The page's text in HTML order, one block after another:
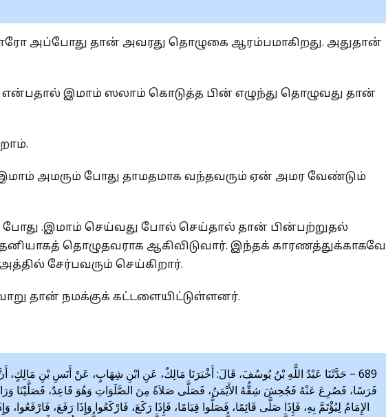
அப்போது தான் அவரது தொழுகை ஆரம்பமாகிறது. அதுதான்
என்பதால் இமாம் ஸலாம் கொடுத்த பின் எழுந்து தொழுவது தான்
அமரும் போது தாமதமாக வந்தவரும் ஏன் அமர வேண்டும்
.இமாம் செய்வது போல் செய்தால் தான் பின்பற்றுதல்
தொழுதவராக ஆகிவிடுவார். இந்தக் காரணத்துக்காகவே
சேர்பவரும் செய்கிறார்.
தான் நமக்குக் கட்டளையிட்டுள்ளனர்.
689 – حَدَّثَنَا عَبْدُ اللَّهِ بْنُ يُوسُفَ، قَالَ: أَخْبَرَنَا مَالِكٌ، عَنِ ابْنِ شِهَابٍ، عَنْ أَنَسِ بْنِ
فَرَسًا، فَصُرِعَ عَنْهُ فَجُحِشَ شِقُّهُ الأَيْمَنُ، فَصَلَّى صَلاَةً مِنَ الصَّلَوَاتِ وَهُوَ قَاعِدٌ، فَصَلَّيْنَا
الإِمَامُ لِيُؤْتَمَّ بِهِ، فَإِذَا صَلَّى قَائِمًا، فَصَلُّوا قِيَامًا، فَإِذَا رَكَعَ، فَارْكَعُوا وَإِذَا رَفَعَ،